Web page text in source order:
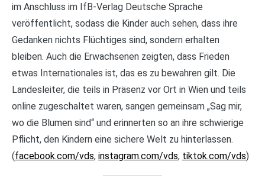
im Anschluss im IfB-Verlag Deutsche Sprache
veröffentlicht, sodass die Kinder auch sehen, dass ihre
Gedanken nichts Flüchtiges sind, sondern erhalten
bleiben. Auch die Erwachsenen zeigten, dass Frieden
etwas Internationales ist, das es zu bewahren gilt. Die
Landesleiter, die teils in Präsenz vor Ort in Wien und teils
online zugeschaltet waren, sangen gemeinsam „Sag mir,
wo die Blumen sind“ und erinnerten so an ihre schwierige
Pflicht, den Kindern eine sichere Welt zu hinterlassen.
(facebook.com/vds, instagram.com/vds, tiktok.com/vds)